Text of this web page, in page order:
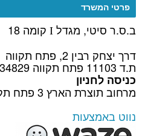
פרטי המשרד
ב.ס.ר סיטי, מגדל I קומה 18
דרך יצחק רבין 2, פתח תקווה
ת.ד 11103 פתח תקווה 4934829
כניסה לחניון
מרחוב תוצרת הארץ 3 פתח תקווה
נווט באמצעות